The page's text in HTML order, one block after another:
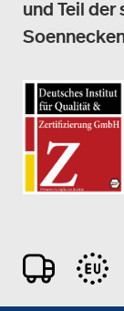
und Teil